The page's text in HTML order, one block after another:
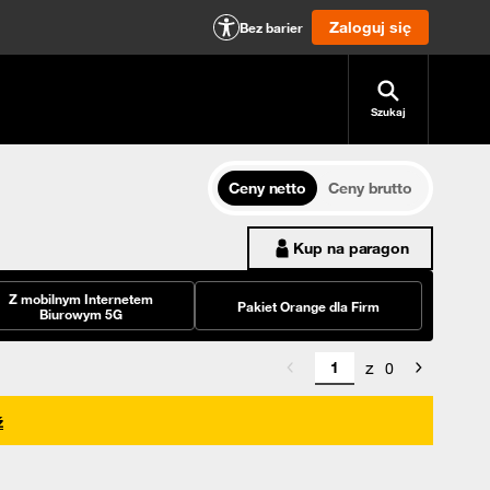
Bez barier Zaloguj się
Szukaj
Ceny netto
Ceny brutto
Kup na paragon
Z mobilnym Internetem
Biurowym 5G
Pakiet Orange dla Firm
z 0